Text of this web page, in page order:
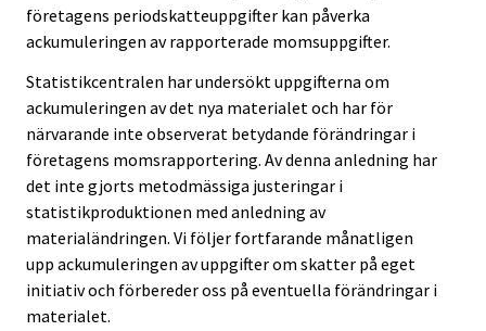
företagens periodskatteuppgifter kan påverka
ackumuleringen av rapporterade momsuppgifter.
Statistikcentralen har undersökt uppgifterna om
ackumuleringen av det nya materialet och har för
närvarande inte observerat betydande förändringar i
företagens momsrapportering. Av denna anledning har
det inte gjorts metodmässiga justeringar i
statistikproduktionen med anledning av
materialändringen. Vi följer fortfarande månatligen
upp ackumuleringen av uppgifter om skatter på eget
initiativ och förbereder oss på eventuella förändringar i
materialet.